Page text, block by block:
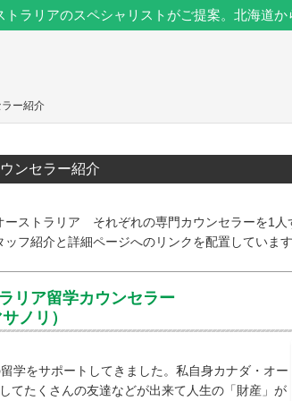
ラリアのスペシャリストがご提案。北海道
ー紹介
ンセラー紹介
ーストラリア それぞれの専門カウンセラーを1人
フ紹介と詳細ページへのリンクを配置しています
リア留学カウンセラー
ノリ）
学をサポートしてきました。私自身カナダ・オー
てたくさんの友達などが出来て人生の「財産」が